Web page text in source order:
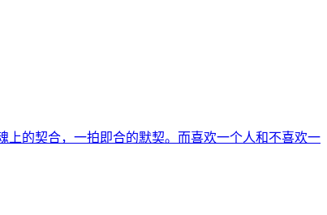
的契合，一拍即合的默契。而喜欢一个人和不喜欢一